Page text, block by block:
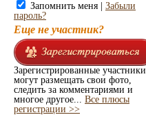
Запомнить меня | Забыли
пароль?
Еще не участник?
Зарегистрированные участники
могут размещать свои фото,
следить за комментариями и
многое другое... Все плюсы
регистрации >>